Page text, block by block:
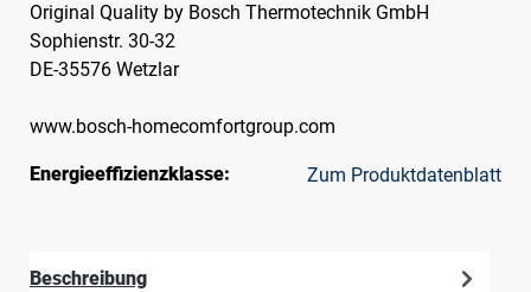
Original Quality by Bosch Thermotechnik GmbH
Sophienstr. 30-32
DE-35576 Wetzlar
www.bosch-homecomfortgroup.com
Energieeffizienzklasse: Zum Produktdatenblatt
Beschreibung